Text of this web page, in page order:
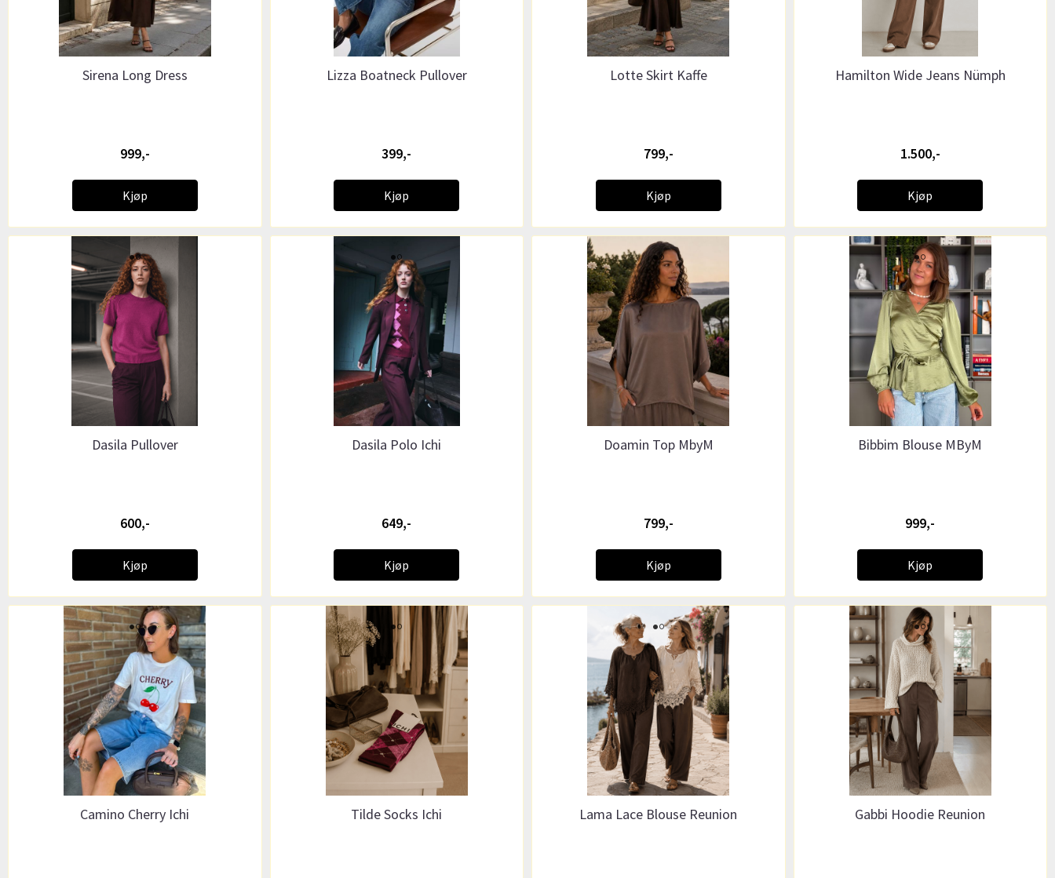
Sirena Long Dress
999,-
Kjøp
Lizza Boatneck Pullover
399,-
Kjøp
Lotte Skirt Kaffe
799,-
Kjøp
Hamilton Wide Jeans Nümph
1.500,-
Kjøp
Dasila Pullover
600,-
Kjøp
Dasila Polo Ichi
649,-
Kjøp
Doamin Top MbyM
799,-
Kjøp
Bibbim Blouse MByM
999,-
Kjøp
Camino Cherry Ichi Tilde Socks Ichi Lama Lace Blouse Reunion Gabbi Hoodie Reunion